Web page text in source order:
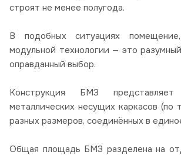
строят не менее полугода.
В подобных ситуациях
модульной технологии — это
оправданный выбор.
Конструкция БМЗ
металлических несущих каркасов (по
разных размеров, соединённых в
Общая площадь БМЗ разделена на